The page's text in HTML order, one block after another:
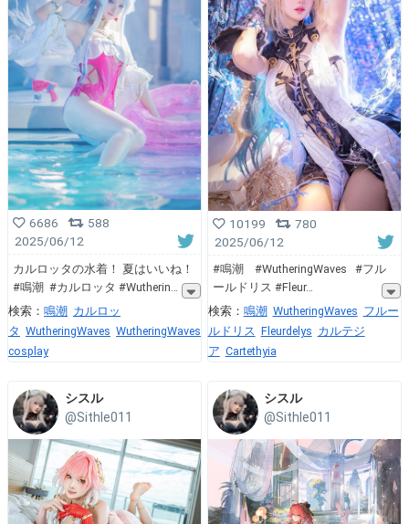
6686
588
2025/06/12
カルロッタの水着！ 夏はいいね！
#鳴潮 #カルロッタ #Wutherin
検索： 鳴潮 カルロッ
タ WutheringWaves WutheringWaves
cosplay
10199
780
2025/06/12
#鳴潮 #WutheringWaves #フル
ールドリス #Fleur
検索： 鳴潮 WutheringWaves フルー
ルドリス Fleurdelys カルテジ
ア Cartethyia
シスル
@Sithle011
シスル
@Sithle011